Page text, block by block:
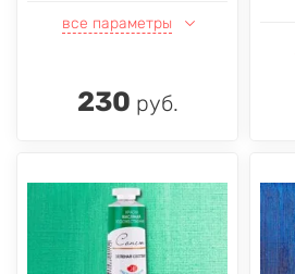
все параметры
230 руб.